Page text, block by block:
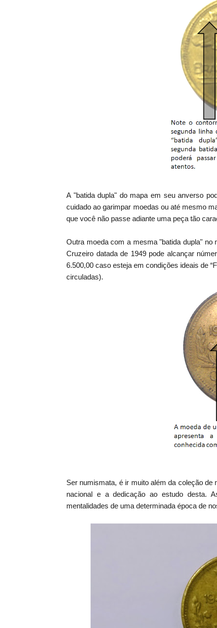
A "batida dupla" do mapa em seu anverso
cuidado ao garimpar moedas ou até mesmo
que você não passe adiante uma peça tão
Outra moeda com a mesma "batida dupla"
Cruzeiro datada de 1949 pode alcançar
6.500,00 caso esteja em condições ideais de
circuladas).
Ser numismata, é ir muito além da coleção
nacional e a dedicação ao estudo desta.
mentalidades de uma determinada época de